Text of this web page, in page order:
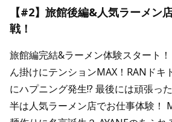
【#2】旅館後編&人気ラーメン
戦！
旅館編完結&ラーメン体験スタート
ん掛けにテンションMAX！RANド
にハプニング発生!? 最後には頑張っ
半は人気ラーメン店でお仕事体験！